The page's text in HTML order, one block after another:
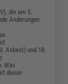
die am 5.
Änderungen
Asbest) und 1B
Was
dieser